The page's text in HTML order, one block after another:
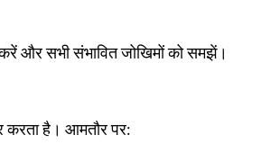
और सभी संभावित जोखिमों को समझें।
करता है। आमतौर पर: